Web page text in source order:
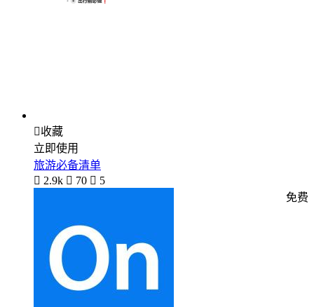
收藏
立即使用
旅游必备清单
 2.9k  70  5
免费